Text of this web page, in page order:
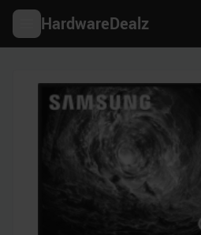
HardwareDealz